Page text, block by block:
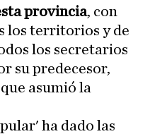
provincia, con
los territorios y de
los secretarios
su predecesor,
asumió la
ha dado las